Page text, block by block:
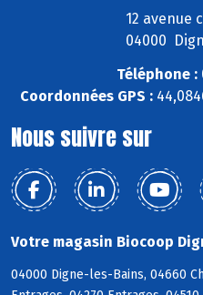
12 avenue
04000
Téléphone :
Coordonnées GPS :
Nous suivre sur
Votre magasin Biocoop
04000 Digne-les-Bains, 04660